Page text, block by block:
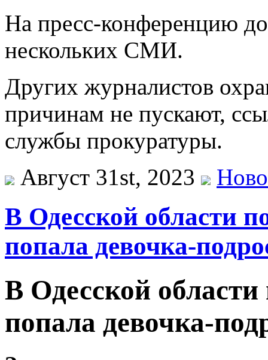
На пресс-конференцию
нескольких СМИ.
Других журналистов
причинам не пускают,
службы прокуратуры.
Август 31st, 2023
В Одесской области
попала девочка-
В Одесской
попала девочка-